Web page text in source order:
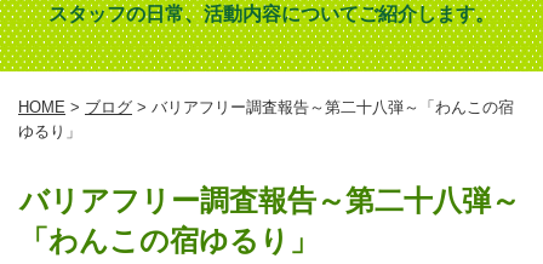
スタッフの日常、活動内容についてご紹介します。
HOME > ブログ > バリアフリー調査報告～第二十八弾～「わんこの宿
ゆるり」
バリアフリー調査報告～第二十八弾～
「わんこの宿ゆるり」